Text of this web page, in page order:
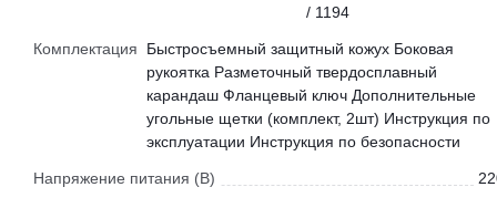
/ 1194
Комплектация
Быстросъемный защитный кожух Боковая
рукоятка Разметочный твердосплавный
карандаш Фланцевый ключ Дополнительные
угольные щетки (комплект, 2шт) Инструкция по
эксплуатации Инструкция по безопасности
Напряжение питания (В)